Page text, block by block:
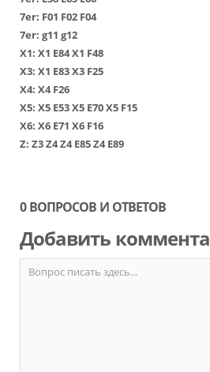
7er: F01 F02 F04
7er: g11 g12
Х1: Х1 Е84Х1 F48
Х3: Х1 Е83Х3 F25
Х4: Х4 F26
Х5: Х5 Е53Х5 Е70Х5 F15
Х6: Х6 Е71 Х6 F16
Z: Z3Z4Z4 E85Z4 E89
0 ВОПРОСОВ И ОТВЕТОВ
Добавить